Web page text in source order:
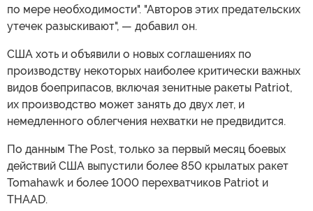
по мере необходимости". "Авторов этих предательских
утечек разыскивают", — добавил он.
США хоть и объявили о новых соглашениях по
производству некоторых наиболее критически важных
видов боеприпасов, включая зенитные ракеты Patriot,
их производство может занять до двух лет, и
немедленного облегчения нехватки не предвидится.
По данным The Post, только за первый месяц боевых
действий США выпустили более 850 крылатых ракет
Tomahawk и более 1000 перехватчиков Patriot и
THAAD.